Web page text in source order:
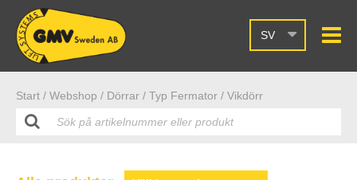
SV
Start / Webshop / Dörrar / Typ Fermator / Vikdörr